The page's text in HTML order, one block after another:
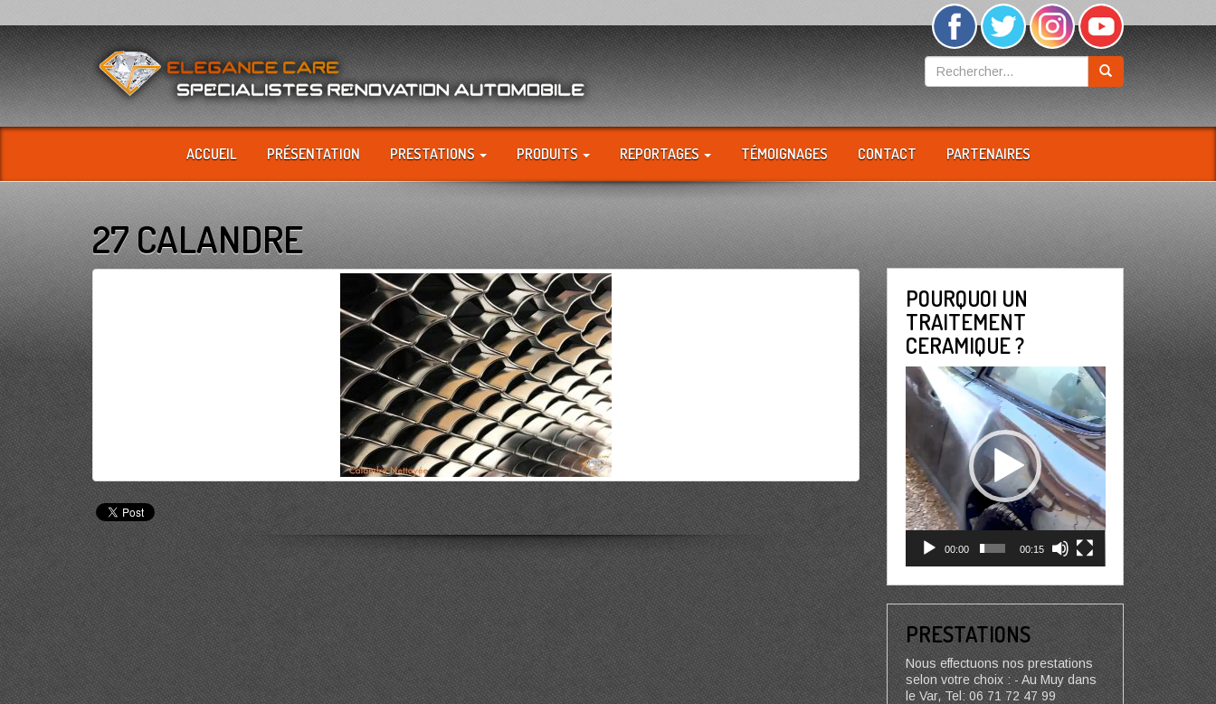
ACCUEIL PRÉSENTATION PRESTATIONS PRODUITS REPORTAGES TÉMOIGNAGES CONTACT PARTENAIRES
27 CALANDRE
POURQUOI UN
TRAITEMENT
CERAMIQUE ?
Lecteur
vidéo
00:00 00:15
PRESTATIONS
Nous effectuons nos prestations
selon votre choix : - Au Muy dans
le Var, Tel: 06 71 72 47 99